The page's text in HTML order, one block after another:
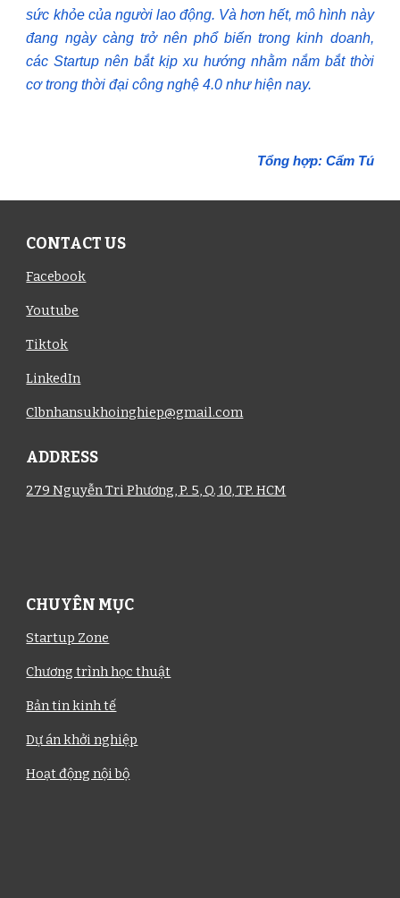
sức khỏe của người lao động. Và hơn hết, mô hình này
đang ngày càng trở nên phổ biến trong kinh doanh,
các Startup nên bắt kịp xu hướng nhằm nắm bắt thời
cơ trong thời đại công nghệ 4.0 như hiện nay.
Tổng hợp: Cẩm Tú
CONTACT US
Facebook
Youtube
Tiktok
LinkedIn
Clbnhansukhoinghiep@gmail.com
ADDRESS
279 Nguyễn Tri Phương, P. 5, Q. 10, TP. HCM
CHUYÊN MỤC
Startup Zone
Chương trình học thuật
Bản tin kinh tế
Dự án khởi nghiệp
Hoạt động nội bộ